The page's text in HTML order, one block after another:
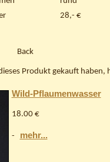
28,- €
Produkt gekauft
Wild-Pflaumenwasser
18.00 €
- mehr...